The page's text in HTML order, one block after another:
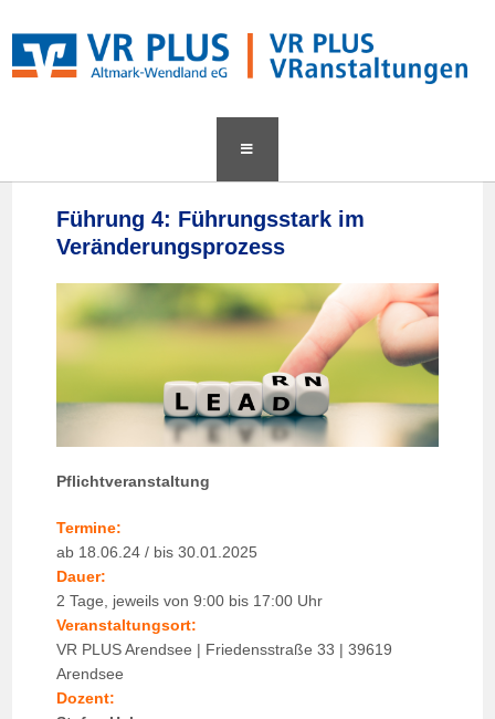
Führung 4: Führungsstark im
Veränderungsprozess
Pflichtveranstaltung
Termine:
ab 18.06.24 / bis 30.01.2025
Dauer:
2 Tage, jeweils von 9:00 bis 17:00 Uhr
Veranstaltungsort:
VR PLUS Arendsee | Friedensstraße 33 | 39619
Arendsee
Dozent: